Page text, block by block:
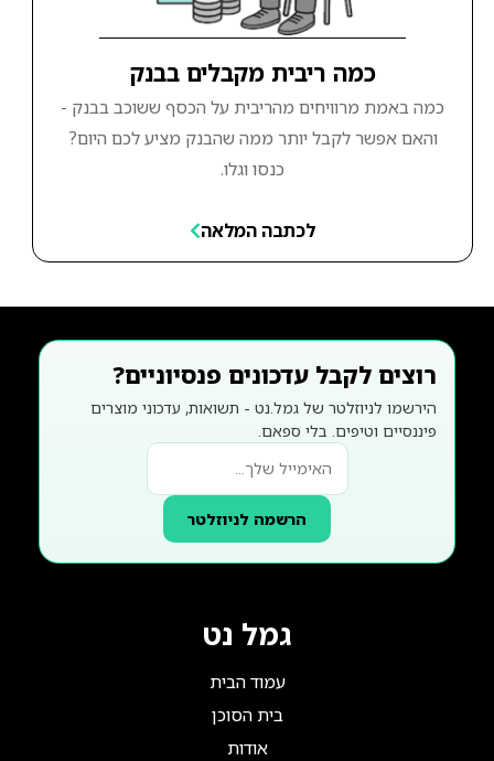
כמה ריבית מקבלים בבנק
כמה באמת מרוויחים מהריבית על הכסף ששוכב בבנק -
והאם אפשר לקבל יותר ממה שהבנק מציע לכם היום?
כנסו וגלו.
לכתבה המלאה
רוצים לקבל עדכונים פנסיוניים?
הירשמו לניוזלטר של גמל.נט - תשואות, עדכוני מוצרים
פיננסיים וטיפים. בלי ספאם.
הרשמה לניוזלטר
גמל נט
עמוד הבית
בית הסוכן
אודות